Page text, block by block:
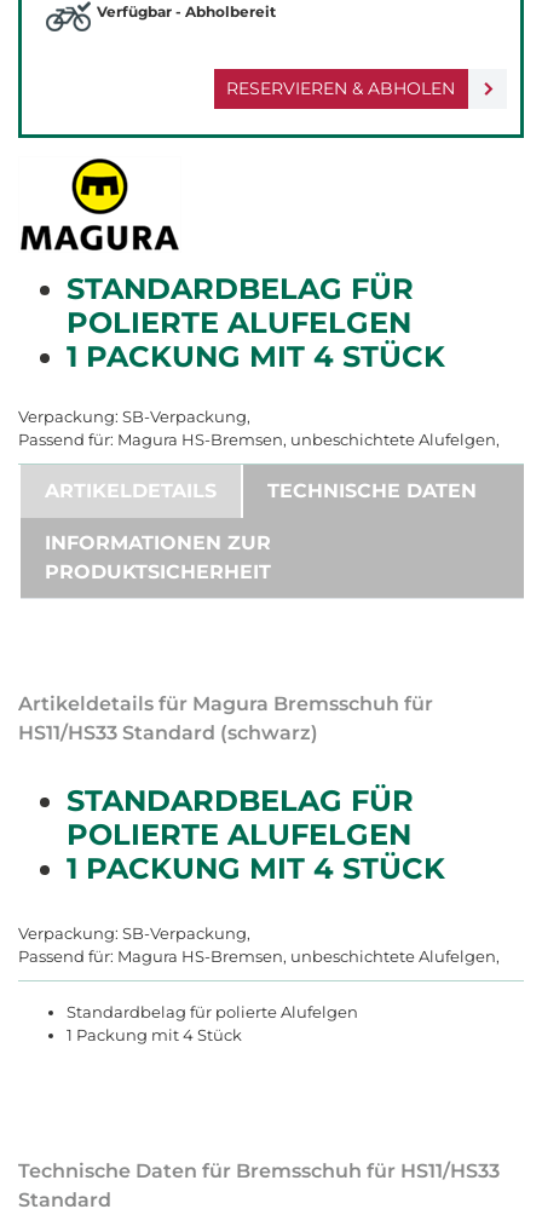
RESERVIEREN & ABHOLEN
Verfügbar - Abholbereit
STANDARDBELAG FÜR
POLIERTE ALUFELGEN
1 PACKUNG MIT 4 STÜCK
Verpackung: SB-Verpackung,
Passend für: Magura HS-Bremsen, unbeschichtete Alufelgen,
ARTIKELDETAILS TECHNISCHE DATEN
INFORMATIONEN ZUR
PRODUKTSICHERHEIT
Artikeldetails für Magura Bremsschuh für
HS11/HS33 Standard (schwarz)
STANDARDBELAG FÜR
POLIERTE ALUFELGEN
1 PACKUNG MIT 4 STÜCK
Verpackung: SB-Verpackung,
Passend für: Magura HS-Bremsen, unbeschichtete Alufelgen,
Standardbelag für polierte Alufelgen
1 Packung mit 4 Stück
Technische Daten für Bremsschuh für HS11/HS33
Standard